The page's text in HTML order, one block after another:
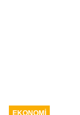
EKONOMİ